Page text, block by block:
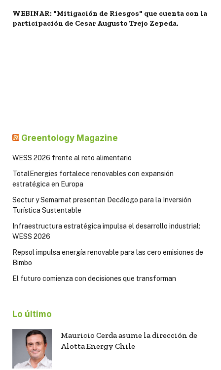
WEBINAR: "Mitigación de Riesgos" que cuenta con la
participación de Cesar Augusto Trejo Zepeda.
Greentology Magazine
WESS 2026 frente al reto alimentario
TotalEnergies fortalece renovables con expansión
estratégica en Europa
Sectur y Semarnat presentan Decálogo para la Inversión
Turística Sustentable
Infraestructura estratégica impulsa el desarrollo industrial:
WESS 2026
Repsol impulsa energía renovable para las cero emisiones de
Bimbo
El futuro comienza con decisiones que transforman
Lo último
Mauricio Cerda asume la dirección de
Alotta Energy Chile